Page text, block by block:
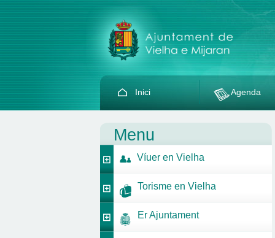
Inici Agenda
Menu
Víuer en Vielha
Torisme en Vielha
Er Ajuntament